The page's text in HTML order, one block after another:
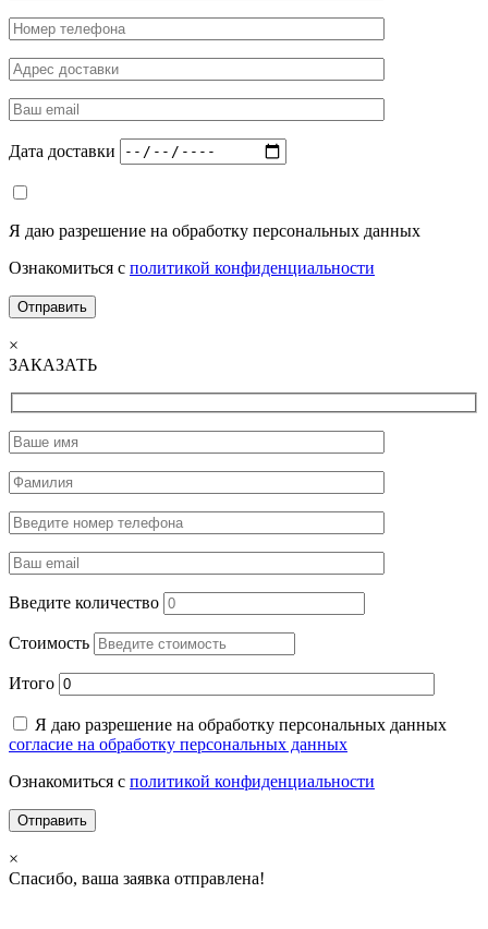
Дата доставки
Я даю разрешение на обработку персональных данных
Ознакомиться с политикой конфиденциальности
×
ЗАКАЗАТЬ
Введите количество
Стоимость
Итого
Я даю разрешение на обработку персональных данных
согласие на обработку персональных данных
Ознакомиться с политикой конфиденциальности
×
Спасибо, ваша заявка отправлена!